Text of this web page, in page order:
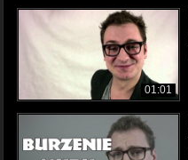
01:01